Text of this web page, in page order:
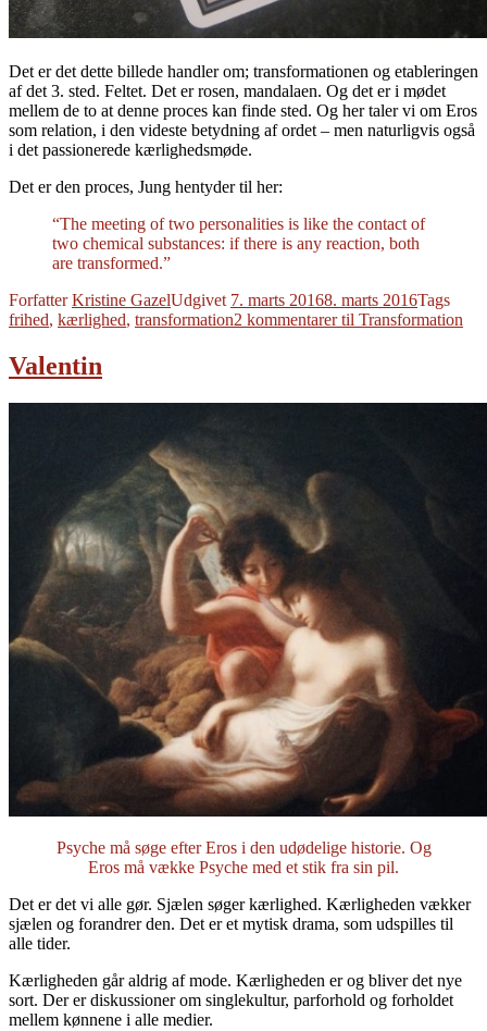
Det er det dette billede handler om; transformationen og etableringen
af det 3. sted. Feltet. Det er rosen, mandalaen. Og det er i mødet
mellem de to at denne proces kan finde sted. Og her taler vi om Eros
som relation, i den videste betydning af ordet – men naturligvis også
i det passionerede kærlighedsmøde.
Det er den proces, Jung hentyder til her:
“The meeting of two personalities is like the contact of
two chemical substances: if there is any reaction, both
are transformed.”
ForfatterKristine GazelUdgivet 7. marts 20168. marts 2016Tags
frihed, kærlighed, transformation2 kommentarertil Transformation
Valentin
Psyche må søge efter Eros i den udødelige historie. Og
Eros må vække Psyche med et stik fra sin pil.
Det er det vi alle gør. Sjælen søger kærlighed. Kærligheden vækker
sjælen og forandrer den. Det er et mytisk drama, som udspilles til
alle tider.
Kærligheden går aldrig af mode. Kærligheden er og bliver det nye
sort. Der er diskussioner om singlekultur, parforhold og forholdet
mellem kønnene i alle medier.